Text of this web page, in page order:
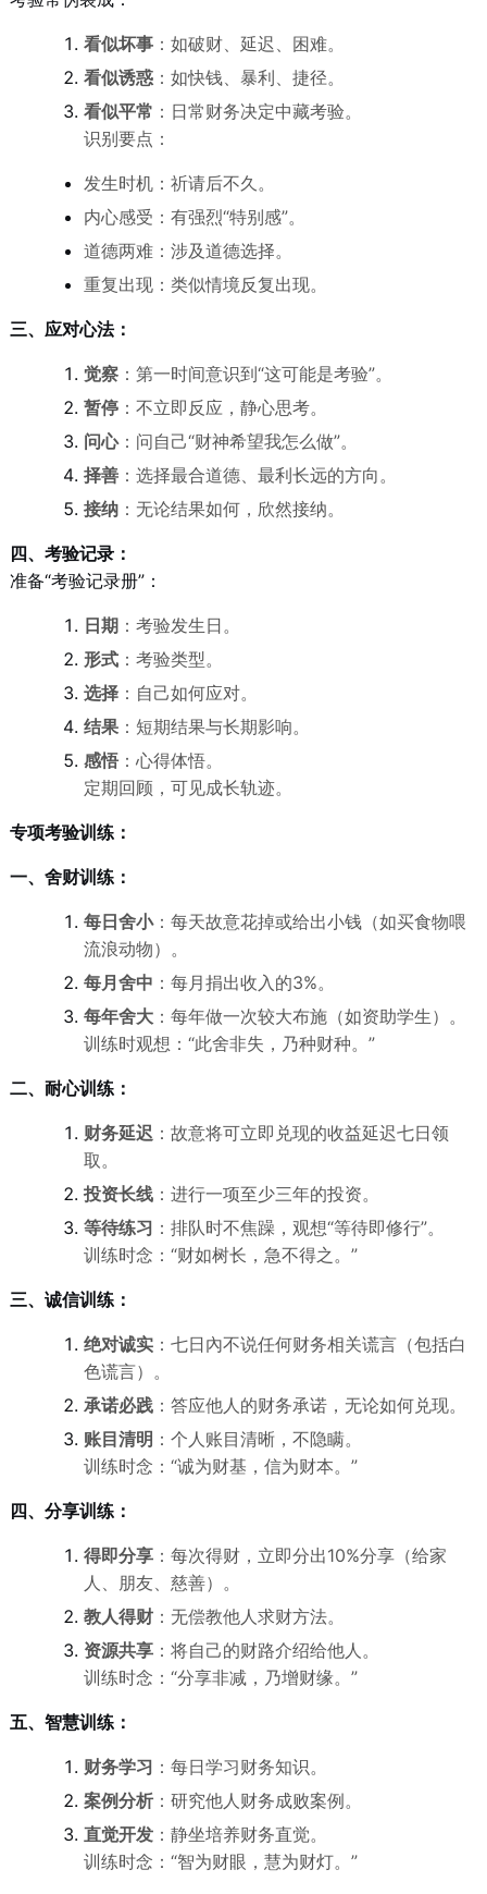
看似坏事：如破财、延迟、困难。
看似诱惑：如快钱、暴利、捷径。
看似平常 ：日常财务决定中藏考验。
识别要点：
发生时机：祈请后不久。
内心感受：有强烈“特别感”。
道德两难：涉及道德选择。
重复出现：类似情境反复出现。
三、应对心法：
觉察：第一时间意识到“这可能是考验”。
暂停：不立即反应，静心思考。
问心：问自己“财神希望我怎么做”。
择善：选择最合道德、最利长远的方向。
接纳：无论结果如何，欣然接纳。
四、考验记录：
准备“考验记录册”：
日期 ：考验发生日。
形式：考验类型。
选择：自己如何应对。
结果：短期结果与长期影响。
感悟：心得体悟。
定期回顾，可见成长轨迹。
专项考验训练：
一、舍财训练：
每日舍小：每天故意花掉或给出小钱（如买食物喂
流浪动物）。
每月舍中 ：每月捐出收入的3%。
每年舍大：每年做一次较大布施（如资助学生）。
训练时观想：“此舍非失，乃种财种。”
二、耐心训练：
财务延迟：故意将可立即兑现的收益延迟七日领
取。
投资长线：进行一项至少三年的投资。
等待练习 ：排队时不焦躁，观想“等待即修行”。
训练时念：“财如树长，急不得之。”
三、诚信训练：
绝对诚实：七日內不说任何财务相关谎言（包括白
色谎言）。
承诺必践：答应他人的财务承诺，无论如何兑现。
账目清明 ：个人账目清晰，不隐瞒。
训练时念：“诚为财基，信为财本。”
四、分享训练：
得即分享：每次得财，立即分出10%分享（给家
人、朋友、慈善）。
教人得财：无偿教他人求财方法。
资源共享：将自己的财路介绍给他人。
训练时念：“分享非减，乃增财缘。”
五、智慧训练：
财务学习 ：每日学习财务知识。
案例分析：研究他人财务成败案例。
直觉开发：静坐培养财务直觉。
训练时念：“智为财眼，慧为财灯。”